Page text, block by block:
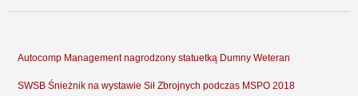
Autocomp Management nagrodzony statuetką Dumny Weteran
SWSB Śnieżnik na wystawie Sił Zbrojnych podczas MSPO 2018